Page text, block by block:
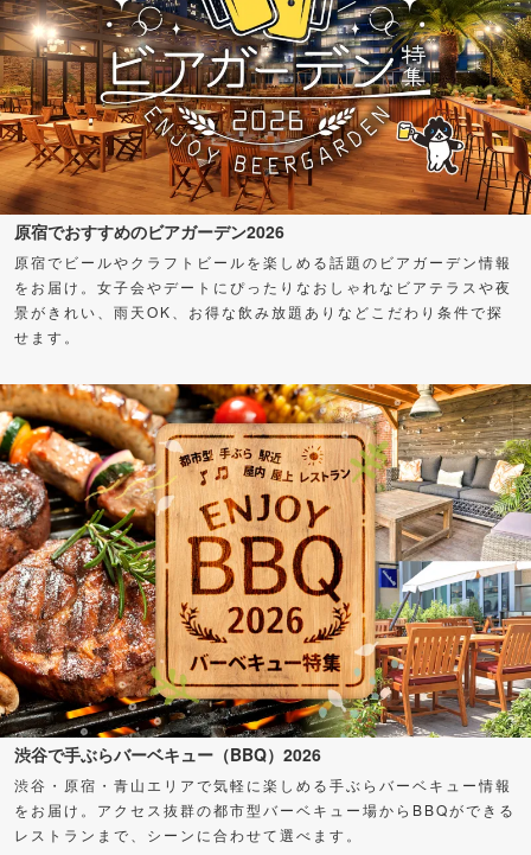
原宿でおすすめのビアガーデン2026
原宿でビールやクラフトビールを楽しめる話題のビアガーデン情報
をお届け。女子会やデートにぴったりなおしゃれなビアテラスや夜
景がきれい、雨天OK、お得な飲み放題ありなどこだわり条件で探
せます。
渋谷で手ぶらバーベキュー（BBQ）2026
渋谷・原宿・青山エリアで気軽に楽しめる手ぶらバーベキュー情報
をお届け。アクセス抜群の都市型バーベキュー場からBBQができる
レストランまで、シーンに合わせて選べます。